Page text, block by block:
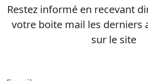
Restez informé en recevant
votre boite mail les derniers
sur le site